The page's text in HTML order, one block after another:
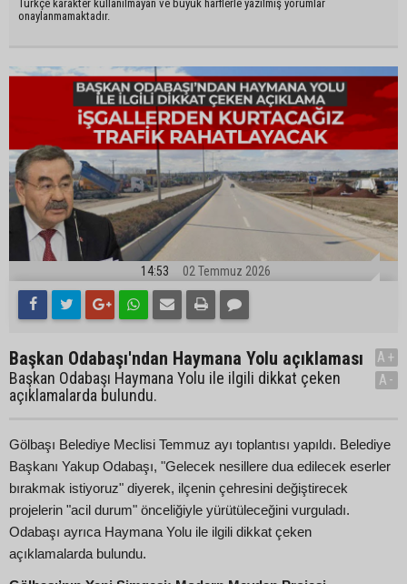
Türkçe karakter kullanılmayan ve büyük harflerle yazılmış yorumlar
onaylanmamaktadır.
14:53 02 Temmuz 2026
Başkan Odabaşı'ndan Haymana Yolu açıklaması
Başkan Odabaşı Haymana Yolu ile ilgili dikkat çeken
açıklamalarda bulundu.
A+
A-
Gölbaşı Belediye Meclisi Temmuz ayı toplantısı yapıldı. Belediye
Başkanı Yakup Odabaşı, "Gelecek nesillere dua edilecek eserler
bırakmak istiyoruz" diyerek, ilçenin çehresini değiştirecek
projelerin "acil durum" önceliğiyle yürütüleceğini vurguladı.
Odabaşı ayrıca Haymana Yolu ile ilgili dikkat çeken
açıklamalarda bulundu.